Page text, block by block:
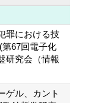
罪における技
67回電子化
研究会（情報
ゲル、カント